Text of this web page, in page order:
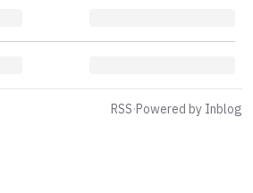
RSS·Powered by Inblog